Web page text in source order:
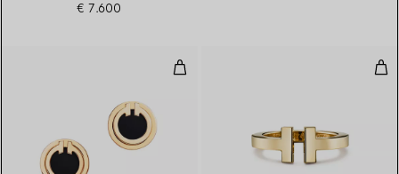
€ 7.600
Circle Ohrringe mit schwarzem